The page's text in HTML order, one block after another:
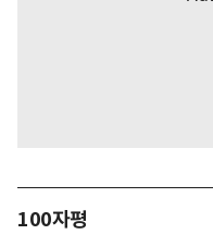
100자평